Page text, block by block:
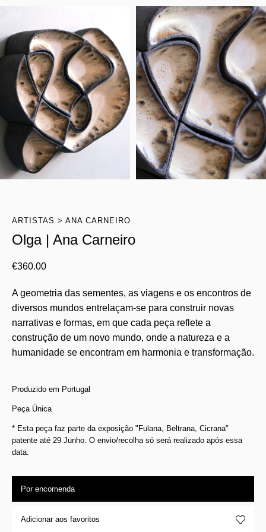
ARTISTAS ANA CARNEIRO
Olga | Ana Carneiro
€360.00
A geometria das sementes, as viagens e os encontros de
diversos mundos entrelaçam-se para construir novas
narrativas e formas, em que cada peça reflete a
construção de um novo mundo, onde a natureza e a
humanidade se encontram em harmonia e transformação.
Produzido em Portugal
Peça Única
* Esta peça faz parte da exposição "Fulana, Beltrana, Cicrana"
patente até 29 Junho. O envio/recolha só será realizado após essa
data.
Por encomenda
Adicionar aos favoritos